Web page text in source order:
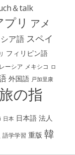
＆talk
プリ アメ
ア語 スペイ
フィリピン語
ーシア メキシコ ロ
外国語 戸加里康
の指
日本 日本語 法人
語学学習 重版 韓